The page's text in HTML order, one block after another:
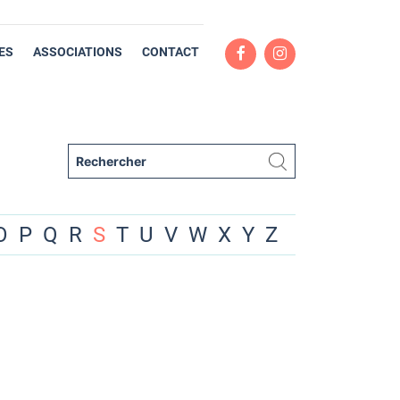
ASSOCIATIONS CONTACT
P Q R S T U V W X Y Z